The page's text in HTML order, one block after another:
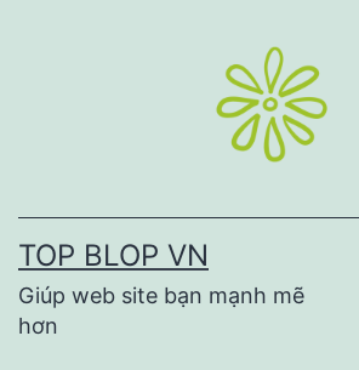
TOP BLOP VN
Giúp web site bạn mạnh mẽ
hơn